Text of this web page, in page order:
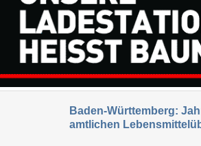
Baden-Württemberg:
amtlichen